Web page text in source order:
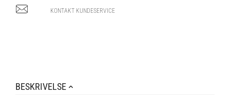
KONTAKT KUNDESERVICE
BESKRIVELSE